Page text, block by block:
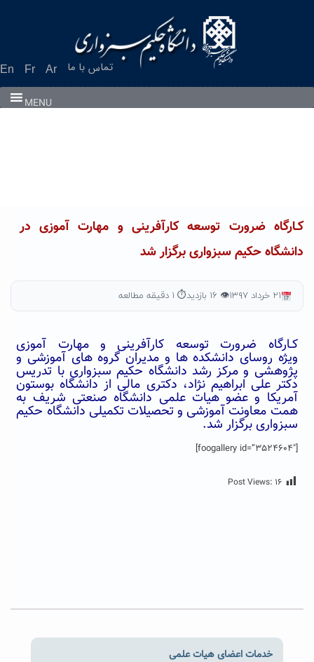
En Fr Ar تماس با ما
MENU
کـارگاه ضرورت توسعه کارآفرینی و مهارت آموزی در
دانشگاه حکیم سبزواری برگزار شد
۲۱ خرداد ۱۳۹۷ 👁 ۱۶ بازدید ⏱ ۱ دقیقه مطالعه
کـارگاه ضرورت توسعه کارآفرینی و مهارت آموزی
ویژه روسای دانشکده ها و مدیران گروه های آموزشی و
پژوهشی و مرکز رشد دانشگاه حکیم سبزواری با تدریس
دکتر علی ابراهیم نژاد، دکتری مالی از دانشگاه بوستون
آمریکا و عضو هیات علمی دانشگاه صنعتی شریف به
همت معاونت آموزشی و تحصیلات تکمیلی دانشگاه حکیم
سبزواری برگزار شد.
[foogallery id=”3524604″]
Post Views: ۱۶
خدمات اعضای هیات علمی